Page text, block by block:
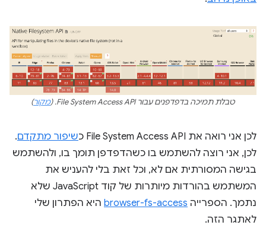
טבלת תמיכה בדפדפנים עבור File System Access API. ( מקור)
לכן אני רואה את File System Access API כ שיפור מתקדם.
לכן, אני רוצה להשתמש בו כשהדפדפן תומך בו, ולהשתמש
בגישה המסורתית אם לא, וכל זאת בלי להעניש את
המשתמש בהורדות מיותרות של קוד JavaScript שלא
נתמך. הספרייה browser-fs-access היא הפתרון שלי
לאתגר הזה.